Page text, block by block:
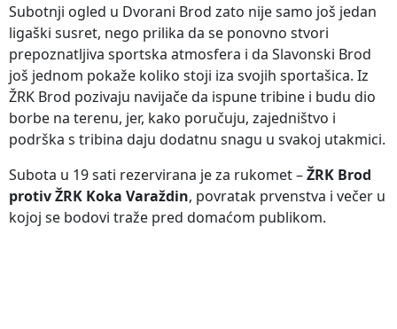
Subotnji ogled u Dvorani Brod zato nije samo još jedan
ligaški susret, nego prilika da se ponovno stvori
prepoznatljiva sportska atmosfera i da Slavonski Brod
još jednom pokaže koliko stoji iza svojih sportašica. Iz
ŽRK Brod pozivaju navijače da ispune tribine i budu dio
borbe na terenu, jer, kako poručuju, zajedništvo i
podrška s tribina daju dodatnu snagu u svakoj utakmici.
Subota u 19 sati rezervirana je za rukomet –ŽRK Brod
protiv ŽRK Koka Varaždin, povratak prvenstva i večer u
kojoj se bodovi traže pred domaćom publikom.